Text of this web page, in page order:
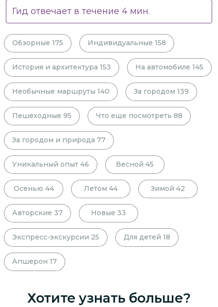
Гид отвечает в течение 4 мин.
Обзорные 175 Индивидуальные 158
История и архитектура 153 На автомобиле 145
Необычные маршруты 140 За городом 139
Пешеходные 95 Что еще посмотреть 88
За городом и природа 77
Уникальный опыт 46 Весной 45
Осенью 44 Летом 44 Зимой 42
Авторские 37 Новые 33
Экспресс-экскурсии 25 Для детей 18
Апшерон 17
Хотите узнать больше?